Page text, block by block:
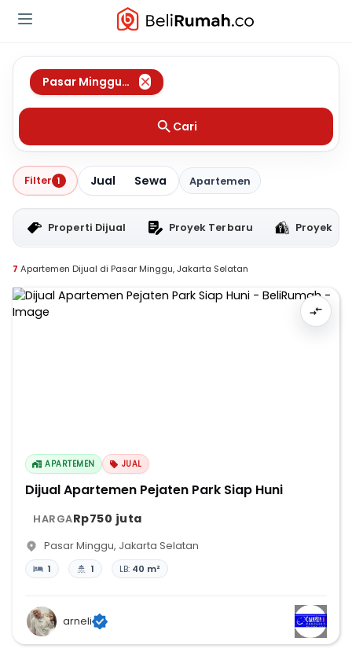
Pasar Minggu
,Jakarta Selatan
Cari
Filter 1 Jual Sewa Apartemen
Properti Dijual Proyek Terbaru Proyek
7 Apartemen Dijual di Pasar Minggu, Jakarta Selatan
APARTEMEN JUAL
Dijual Apartemen Pejaten Park Siap Huni
HARGARp750 juta
Pasar Minggu, Jakarta Selatan
1 1 LB: 40 m²
arneli